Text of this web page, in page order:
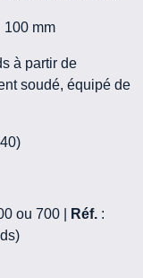
100 mm
à partir de
soudé, équipé de
ou 700 | Réf. :